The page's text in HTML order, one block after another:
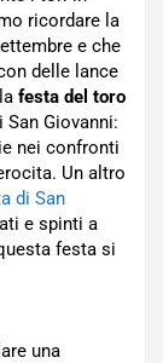
ricordare la
e che
delle lance
festa del toro
Giovanni:
nei confronti
Un altro
di San
e spinti a
festa si
una